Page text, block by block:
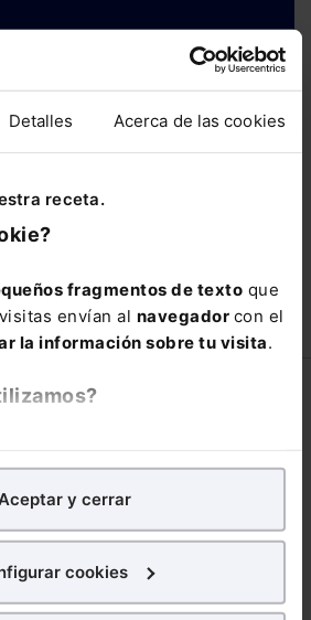
Detalles Acerca de las cookies
receta.
fragmentos de texto que
envían al navegador con el
la información sobre tu visita.
demejorar tu experienciaen
También con fines publicitarios,
publicidad y contenidos de tu
y cerrar
cookies
ENTRAR
has suscrito, no pierdas
y adquiere tu acceso
110,00€ 66,00€
COMPRAR